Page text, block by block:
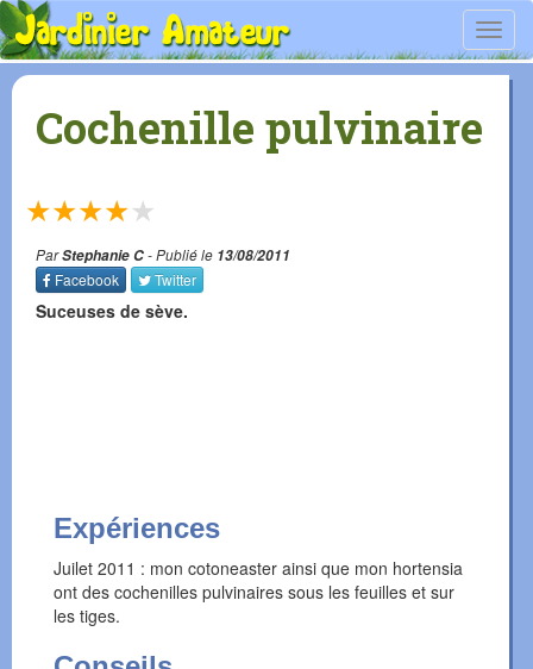
Cochenille pulvinaire
★
★
★
★
★
ParStephanie C- Publié le 13/08/2011
Facebook
Twitter
Suceuses de sève.
Expériences
Juilet 2011 : mon cotoneaster ainsi que mon hortensia
ont des cochenilles pulvinaires sous les feuilles et sur
les tiges.